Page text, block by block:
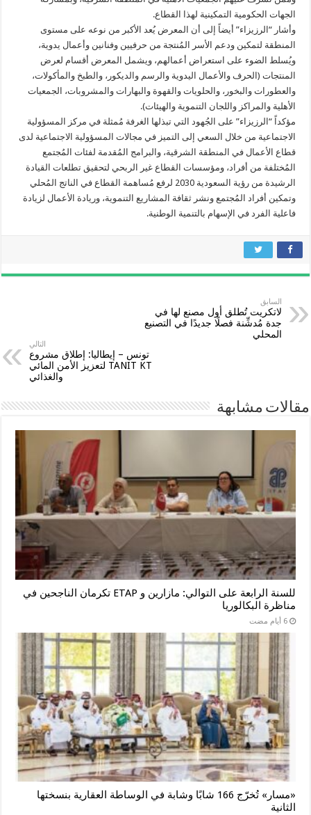
الجهات الحكومية التمكينية لهذا القطاع.
وأشار “الرزيزاء” أيضاً إلى أن المعرض يُعد الأكبر من نوعه على مستوى
المنطقة لتمكين ودعم الأسر المُنتجة من حرفيين وفنانين وأعمال يدوية،
ويُسلط الضوء على استعراض أعمالهم، ويشمل المعرض أقسام لعرض
المنتجات (الحرف والأعمال اليدوية والرسم والديكور، والطبخ والمأكولات،
والعطورات والبخور، والحلويات والقهوة والبهارات والمشروبات، الجمعيات
الأهلية والمراكز واللجان التنموية والهيئات).
مؤكداً “الرزيزاء” على الجُهود التي تبذلها الغرفة مُمثلة في مركز المسؤولية
الاجتماعية من خلال السعي إلى التميز في مجالات المسؤولية الاجتماعية لدى
قطاع الأعمال في المنطقة الشرقية، والبرامج المُقدمة لفئات المُجتمع
المُختلفة من أفراد، ومؤسسات القطاع غير الربحي لتحقيق تطلعات القيادة
الرشيدة من رؤية السعودية 2030 لرفع مُساهمة القطاع في الناتج المُحلي
وتمكين أفراد المُجتمع ونشر ثقافة المشاريع التنموية، وريادة الأعمال لزيادة
فاعلية الفرد في الإسهام بالتنمية الوطنية.
السابق
لاتكريت تُطلق أول مصنع لها في
جدة مُدشِّنة فصلًا جديدًا في التصنيع
المحلي
التالي
تونس – إيطاليا: إطلاق مشروع
TANIT KT لتعزيز الأمن المائي
والغذائي
مقالات مشابهة
للسنة الرابعة على التوالي: مازارين و ETAP تكرمان الناجحين في
مناظرة البكالوريا
‏6 أيام مضت
«مسار» تُخرّج 166 شابًا وشابة في الوساطة العقارية بنسختها
الثانية